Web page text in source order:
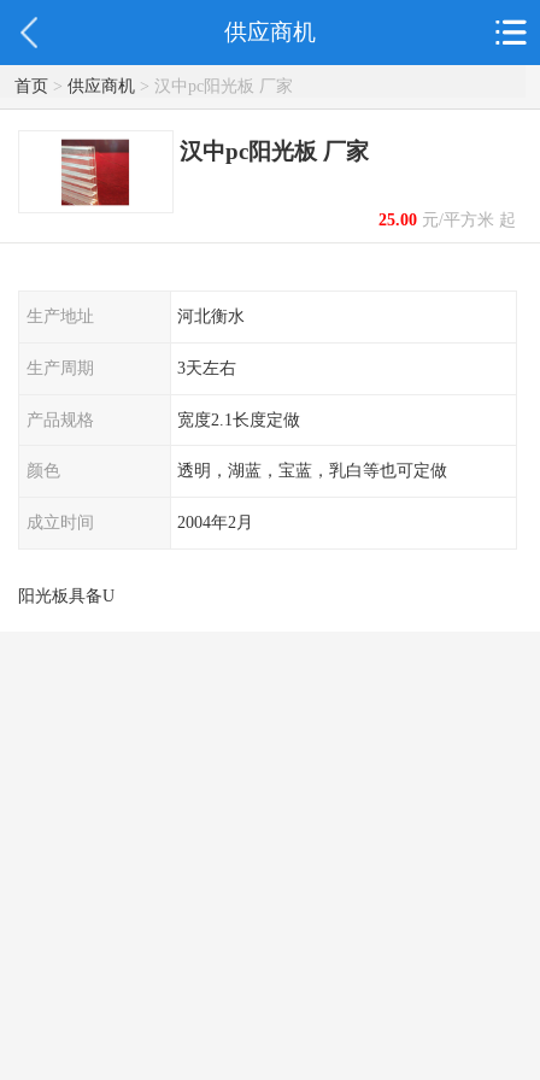
供应商机
首页> 供应商机> 汉中pc阳光板 厂家
汉中pc阳光板 厂家
25.00元/平方米 起
生产地址 河北衡水
生产周期 3天左右
产品规格 宽度2.1长度定做
颜色 透明，湖蓝，宝蓝，乳白等也可定做
成立时间 2004年2月
阳光板具备U